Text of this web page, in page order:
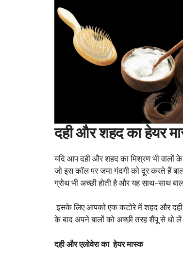
दही और शहद का हेयर
यदि आप दही और शहद का मिश्रण भी वालों
जो इस कॉल पर जमा गंदगी को दूर करते हैं
ग्रोथ भी अच्छी होती है और यह साथ-साथ
इसके लिए आपको एक कटोरे में शहद और
के बाद अपने बालों को अच्छी तरह शैंपू से धो लें
दही और एलोवेरा का हेयर मास्क